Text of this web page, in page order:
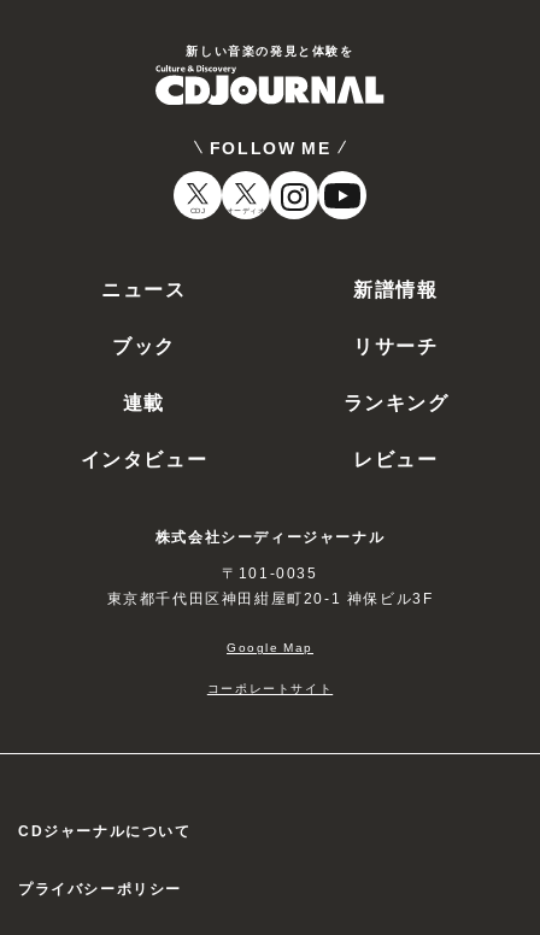
新しい⾳楽の発⾒と体験を
FOLLOW ME
CDJ オーディオ
ニュース
新譜情報
ブック
リサーチ
連載
ランキング
インタビュー
レビュー
株式会社シーディージャーナル
〒101-0035
東京都千代田区神田紺屋町20-1 神保ビル3F
Google Map
コーポレートサイト
CDジャーナルについて
プライバシーポリシー